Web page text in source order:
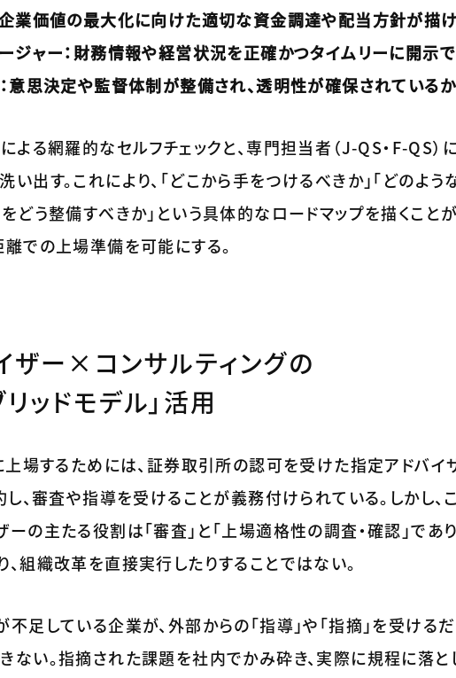
業価値の最大化に向けた適切な資金調達や配当方針が描
ジャー：財務情報や経営状況を正確かつタイムリーに開示
意思決定や監督体制が整備され、透明性が確保されているか
よる網羅的なセルフチェックと、専門担当者（J-QS・F-QS）
い出す。これにより、「どこから手をつけるべきか」「どのよ
をどう整備すべきか」という具体的なロードマップを描くこと
離での上場準備を可能にする。
ザー×コンサルティングの
リッドモデル」活用
場するためには、証券取引所の認可を受けた指定アドバ
し、審査や指導を受けることが義務付けられている。しかし、
ーの主たる役割は「審査」と「上場適格性の調査・確認」であ
、組織改革を直接実行したりすることではない。
不足している企業が、外部からの「指導」や「指摘」を受ける
ない。指摘された課題を社内でかみ砕き、実際に規程に落と